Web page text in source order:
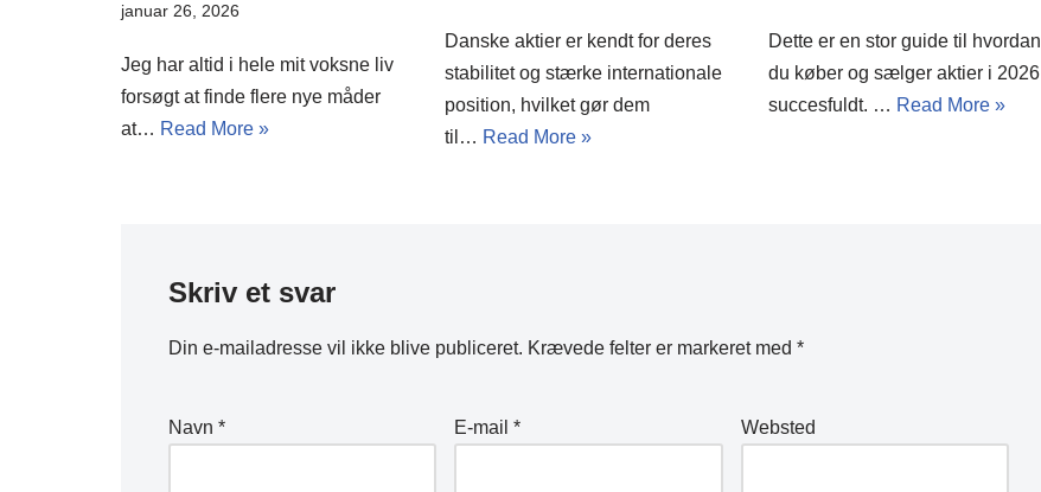
januar 26, 2026
Jeg har altid i hele mit voksne liv
forsøgt at finde flere nye måder
at… Read More »
Danske aktier er kendt for deres
stabilitet og stærke internationale
position, hvilket gør dem
til… Read More »
Dette er en stor guide til hvordan
du køber og sælger aktier i 2026
succesfuldt. … Read More »
Skriv et svar
Din e-mailadresse vil ikke blive publiceret. Krævede felter er markeret med *
Navn * E-mail* Websted